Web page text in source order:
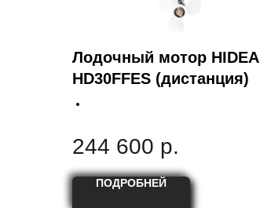
Лодочный мотор HIDEA
HD30FFES (дистанция)
244 600 р.
ПОДРОБНЕЙ